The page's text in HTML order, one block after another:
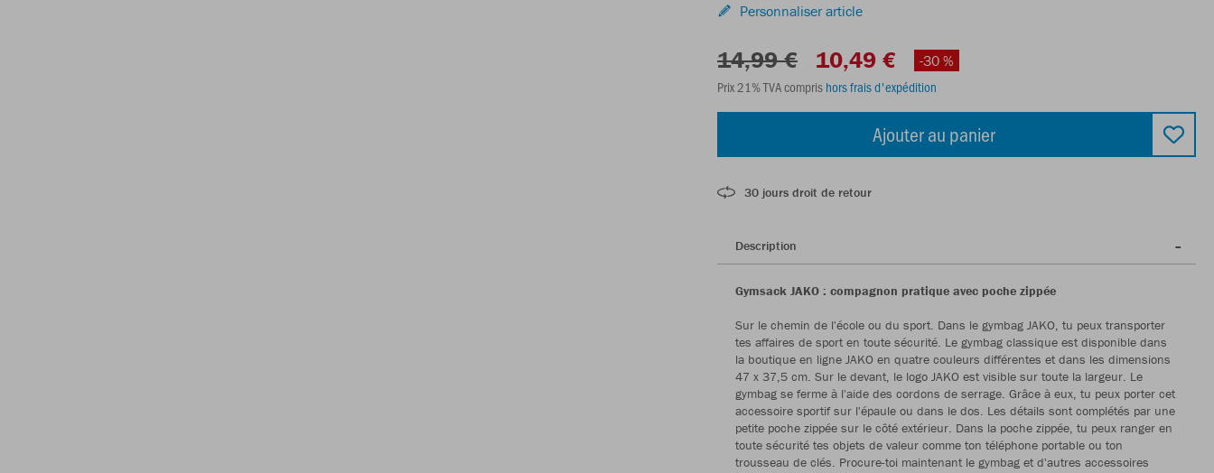
Personnaliser article
14,99 € 10,49 €
-30 %
Prix 21% TVA compris hors frais d'expédition
Ajouter au panier
30 jours droit de retour
Description
Gymsack JAKO : compagnon pratique avec poche zippée
Sur le chemin de l'école ou du sport. Dans le gymbag JAKO, tu peux transporter
tes affaires de sport en toute sécurité. Le gymbag classique est disponible dans
la boutique en ligne JAKO en quatre couleurs différentes et dans les dimensions
47 x 37,5 cm. Sur le devant, le logo JAKO est visible sur toute la largeur. Le
gymbag se ferme à l'aide des cordons de serrage. Grâce à eux, tu peux porter cet
accessoire sportif sur l'épaule ou dans le dos. Les détails sont complétés par une
petite poche zippée sur le côté extérieur. Dans la poche zippée, tu peux ranger en
toute sécurité tes objets de valeur comme ton téléphone portable ou ton
trousseau de clés. Procure-toi maintenant le gymbag et d'autres accessoires